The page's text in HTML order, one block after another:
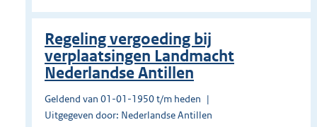
Regeling vergoeding bij
verplaatsingen Landmacht
Nederlandse Antillen
Geldend van 01-01-1950 t/m heden
Uitgegeven door: Nederlandse Antillen